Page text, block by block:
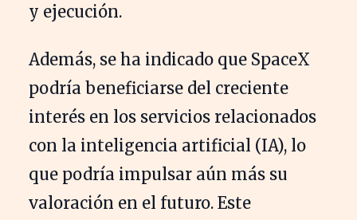
y ejecución.
Además, se ha indicado que SpaceX
podría beneficiarse del creciente
interés en los servicios relacionados
con la inteligencia artificial (IA), lo
que podría impulsar aún más su
valoración en el futuro. Este